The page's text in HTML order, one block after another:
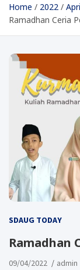
Home 2022
Ramadhan Ceria
SDAUG TODAY
Ramadhan
09/04/2022 admin